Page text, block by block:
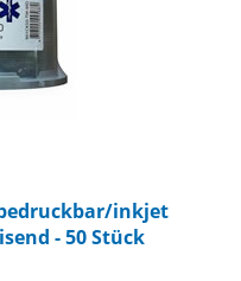
bedruckbar/inkjet
- 50 Stück